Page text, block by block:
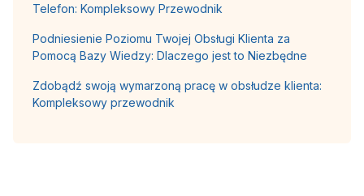
Telefon: Kompleksowy Przewodnik
Podniesienie Poziomu Twojej Obsługi Klienta za
Pomocą Bazy Wiedzy: Dlaczego jest to Niezbędne
Zdobądź swoją wymarzoną pracę w obsłudze klienta:
Kompleksowy przewodnik